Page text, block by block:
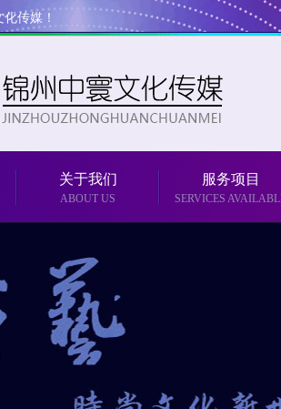
传媒！
关于我们
ABOUT US
服务项目
SERVICES